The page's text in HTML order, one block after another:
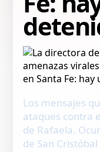
Los mensajes
ataques contra
de Rafaela.
de San